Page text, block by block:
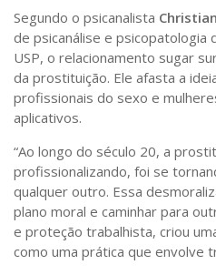
Segundo o psicanalista
de psicanálise e psicopatologia
USP, o relacionamento sugar
da prostituição. Ele afasta a
profissionais do sexo e
aplicativos.
“Ao longo do século 20, a
profissionalizando, foi se
qualquer outro. Essa
plano moral e caminhar para
e proteção trabalhista, criou
como uma prática que envolve